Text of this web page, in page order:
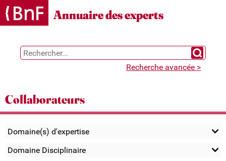
Gestion des cookies
Annuaire des experts
Chercher
Recherche avancée >
Collaborateurs
Domaine(s) d'expertise
Domaine Disciplinaire